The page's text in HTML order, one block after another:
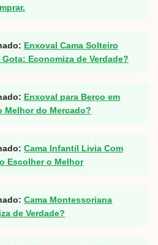
Enxoval Cama Solteiro
Economiza de Verdade?
Enxoval para Berço em
Melhor do Mercado?
Cama Infantil Livia Com
Escolher o Melhor
Cama Montessoriana
de Verdade?